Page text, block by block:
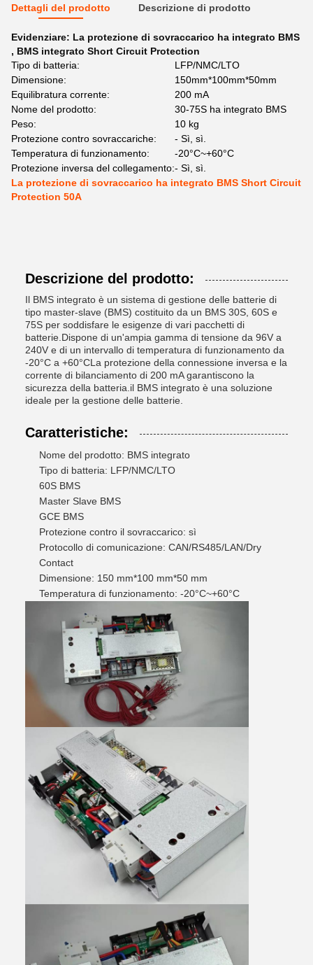
Dettagli del prodotto Descrizione di prodotto
Evidenziare: La protezione di sovraccarico ha integrato BMS
, BMS integrato Short Circuit Protection
Tipo di batteria:
LFP/NMC/LTO
Dimensione:
150mm*100mm*50mm
Equilibratura corrente:
200 mA
Nome del prodotto:
30-75S ha integrato BMS
Peso:
10 kg
Protezione contro sovraccariche:
- Sì, sì.
Temperatura di funzionamento:
-20°C~+60°C
Protezione inversa del collegamento:- Sì, sì.
La protezione di sovraccarico ha integrato BMS Short Circuit
Protection 50A
Descrizione del prodotto:
Il BMS integrato è un sistema di gestione delle batterie di
tipo master-slave (BMS) costituito da un BMS 30S, 60S e
75S per soddisfare le esigenze di vari pacchetti di
batterie.Dispone di un'ampia gamma di tensione da 96V a
240V e di un intervallo di temperatura di funzionamento da
-20°C a +60°CLa protezione della connessione inversa e la
corrente di bilanciamento di 200 mA garantiscono la
sicurezza della batteria.il BMS integrato è una soluzione
ideale per la gestione delle batterie.
Caratteristiche:
Nome del prodotto: BMS integrato
Tipo di batteria: LFP/NMC/LTO
60S BMS
Master Slave BMS
GCE BMS
Protezione contro il sovraccarico: sì
Protocollo di comunicazione: CAN/RS485/LAN/Dry
Contact
Dimensione: 150 mm*100 mm*50 mm
Temperatura di funzionamento: -20°C~+60°C